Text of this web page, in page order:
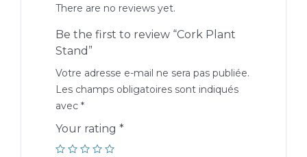
There are no reviews yet.
Be the first to review “Cork Plant
Stand”
Votre adresse e-mail ne sera pas publiée.
Les champs obligatoires sont indiqués
avec *
Your rating *